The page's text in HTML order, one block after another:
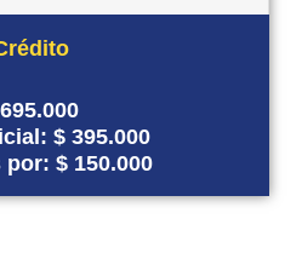
$ 395.000
$ 150.000